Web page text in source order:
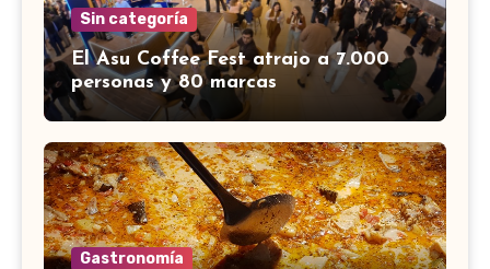
Sin categoría
El Asu Coffee Fest atrajo a 7.000
personas y 80 marcas
Gastronomía